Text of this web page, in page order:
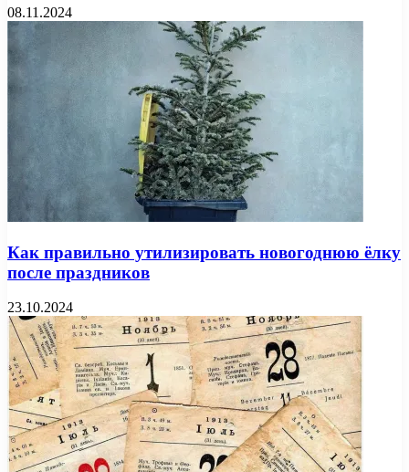
08.11.2024
Как правильно утилизировать новогоднюю ёлку
после праздников
23.10.2024